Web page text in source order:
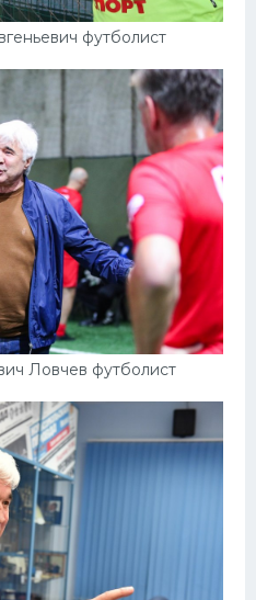
футболист
Ловчев футболист